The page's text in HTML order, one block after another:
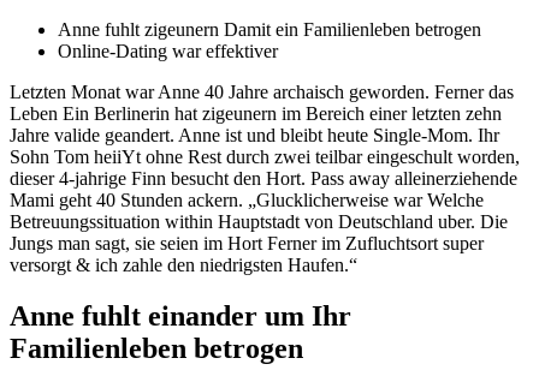
Anne fuhlt zigeunern Damit ein Familienleben betrogen
Online-Dating war effektiver
Letzten Monat war Anne 40 Jahre archaisch geworden. Ferner das
Leben Ein Berlinerin hat zigeunern im Bereich einer letzten zehn
Jahre valide geandert. Anne ist und bleibt heute Single-Mom. Ihr
Sohn Tom heiiYt ohne Rest durch zwei teilbar eingeschult worden,
dieser 4-jahrige Finn besucht den Hort. Pass away alleinerziehende
Mami geht 40 Stunden ackern. „Glucklicherweise war Welche
Betreuungssituation within Hauptstadt von Deutschland uber. Die
Jungs man sagt, sie seien im Hort Ferner im Zufluchtsort super
versorgt & ich zahle den niedrigsten Haufen.“
Anne fuhlt einander um Ihr
Familienleben betrogen